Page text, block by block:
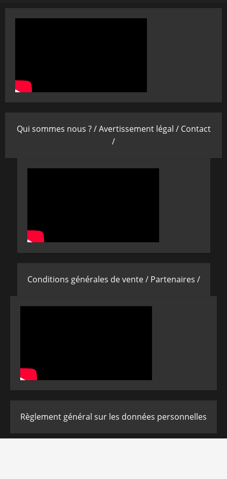
Qui sommes nous ? /Avertissement légal / Contact
/
Conditions générales de vente / Partenaires /
Règlement général sur les données personnelles